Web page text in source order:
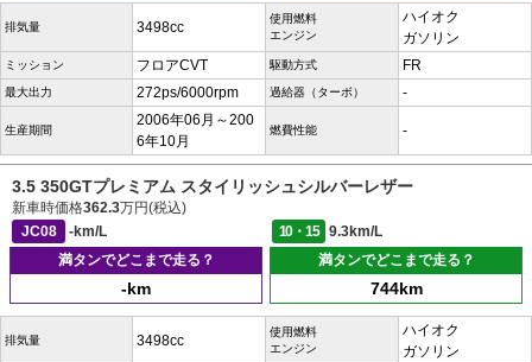
排気量 3498cc
使用燃料
エンジン
ハイオク
ガソリン
ミッション フロアCVT 駆動方式 FR
最大出力 272ps/6000rpm 過給器（ターボ） -
生産期間
2006年06月～200
6年10月
燃費性能 -
3.5 350GTプレミアム スタイリッシュシルバーレザー
新車時価格362.3万円(税込)
JC08
-km/L 10・15
9.3km/L
満タンでどこまで走る？
-km
満タンでどこまで走る？
744km
排気量 3498cc
使用燃料
エンジン
ハイオク
ガソリン